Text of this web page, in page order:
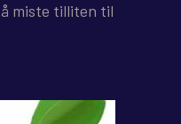
miste tilliten til